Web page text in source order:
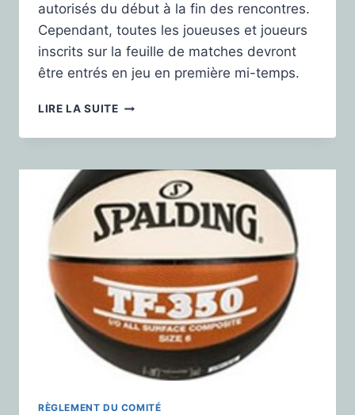
autorisés du début à la fin des rencontres.
Cependant, toutes les joueuses et joueurs
inscrits sur la feuille de matches devront
être entrés en jeu en première mi-temps.
LIRE LA SUITE
RÈGLEMENT DU COMITÉ